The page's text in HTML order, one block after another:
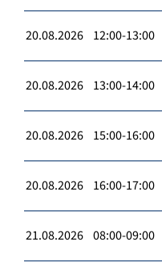
20.08.2026 12:00-13:00
20.08.2026 13:00-14:00
20.08.2026 15:00-16:00
20.08.2026 16:00-17:00
21.08.2026 08:00-09:00